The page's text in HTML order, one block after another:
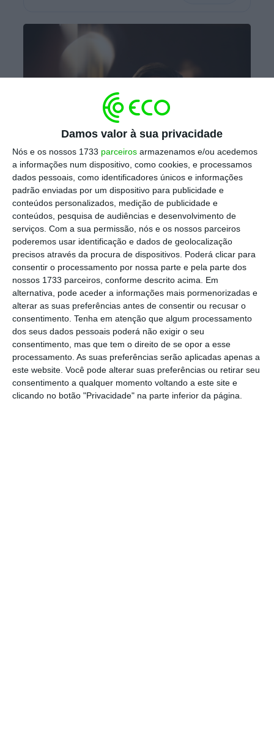
Damos valor à sua privacidade
Nós e os nossos 1733 parceiros armazenamos e/ou acedemos
a informações num dispositivo, como cookies, e processamos
dados pessoais, como identificadores únicos e informações
padrão enviadas por um dispositivo para publicidade e
conteúdos personalizados, medição de publicidade e
conteúdos, pesquisa de audiências e desenvolvimento de
serviços. Com a sua permissão, nós e os nossos parceiros
poderemos usar identificação e dados de geolocalização
precisos através da procura de dispositivos. Poderá clicar para
consentir o processamento por nossa parte e pela parte dos
nossos 1733 parceiros, conforme descrito acima. Em
alternativa, pode aceder a informações mais pormenorizadas e
alterar as suas preferências antes de consentir ou recusar o
consentimento. Tenha em atenção que algum processamento
dos seus dados pessoais poderá não exigir o seu
consentimento, mas que tem o direito de se opor a esse
processamento. As suas preferências serão aplicadas apenas a
este website. Você pode alterar suas preferências ou retirar seu
consentimento a qualquer momento voltando a este site e
clicando no botão "Privacidade" na parte inferior da página.
António Horta Osório, presidente executivo do Lloyds, num
almoço organizado pela Câmara de Comércio.
Paula Nunes
“O [crédito] malparado devia ser reciclado, no
sentido de os ativos serem vendidos” a quem
sabe geri-los, nota Horta Osório. O gestor
defende que este é ainda um dos principais
problemas que a banca tem por resolver.
“Portugal está muito pior que Espanha e que a
média europeia”, relembra. Declarações que
são feitas depois de o Governo já ter
apresentado uma proposta para o malparado
aos três bancos portugueses com níveis mais